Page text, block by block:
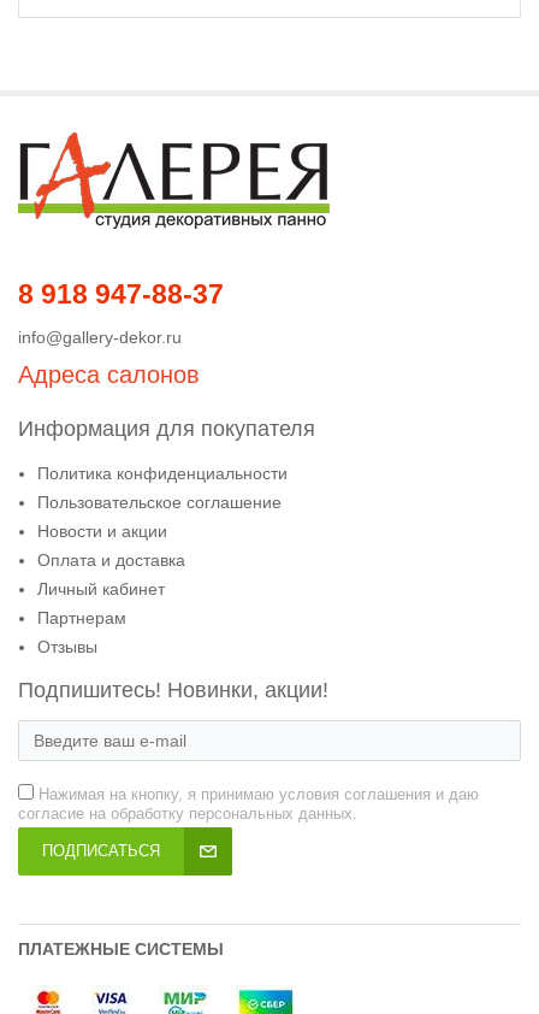
8 918 947-88-37
info@gallery-dekor.ru
Адреса салонов
Информация для покупателя
Политика конфиденциальности
Пользовательское соглашение
Новости и акции
Оплата и доставка
Личный кабинет
Партнерам
Отзывы
Подпишитесь! Новинки, акции!
Нажимая на кнопку, я принимаю условия соглашения и даю
согласие на обработку персональных данных.
ПОДПИСАТЬСЯ
ПЛАТЕЖНЫЕ СИСТЕМЫ